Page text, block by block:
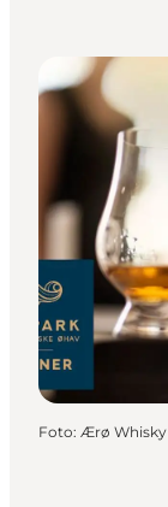
Foto: Ærø Whisky